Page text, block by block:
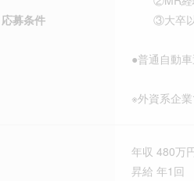
応募条件
③大卒以
●普通自動
※外資系企
年収 480万
昇給 年1回